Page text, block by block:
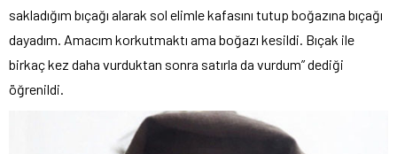
sakladığım bıçağı alarak sol elimle kafasını tutup boğazına bıçağı
dayadım. Amacım korkutmaktı ama boğazı kesildi. Bıçak ile
birkaç kez daha vurduktan sonra satırla da vurdum” dediği
öğrenildi.